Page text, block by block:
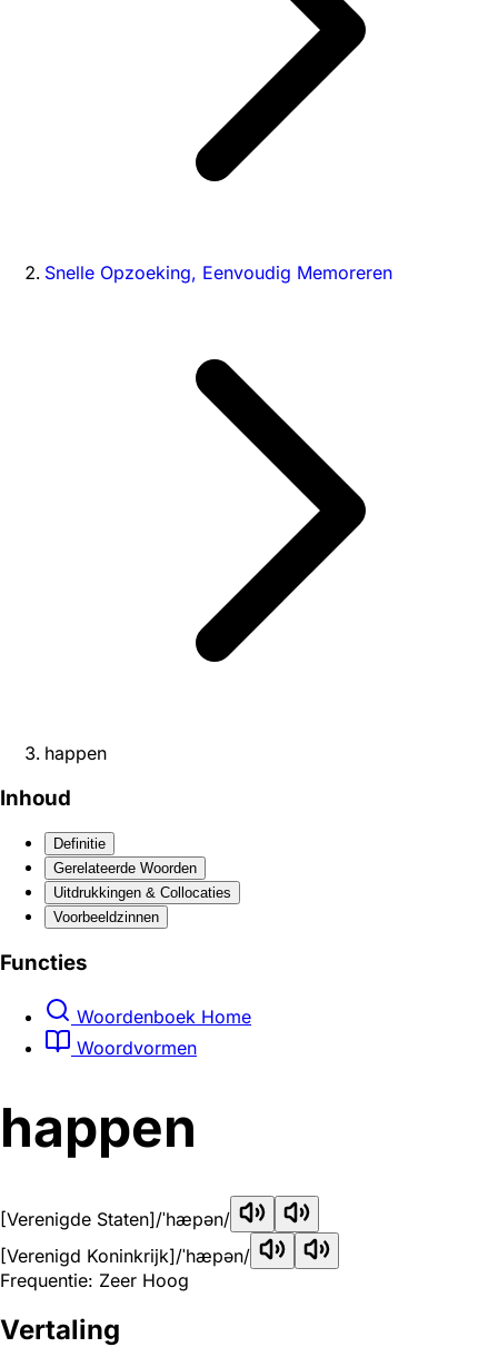
Snelle Opzoeking, Eenvoudig Memoreren
happen
Inhoud
Definitie
Gerelateerde Woorden
Uitdrukkingen & Collocaties
Voorbeeldzinnen
Functies
Woordenboek Home
Woordvormen
happen
[Verenigde Staten]/ˈhæpən/
[Verenigd Koninkrijk]/ˈhæpən/
Frequentie: Zeer Hoog
Vertaling